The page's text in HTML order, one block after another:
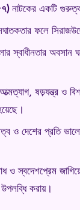
নাটকের একটি
ফলে
স্বাধীনতার অবসান
ষড়যন্ত্র ও
ও দেশের প্রতি
ও স্বদেশপ্রেম
করায়।